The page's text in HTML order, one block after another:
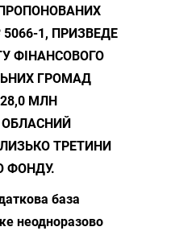
1, ПРИЗВЕДЕ
ФІНАНСОВОГО
ГРОМАД
МЛН
ОБЛАСНИЙ
ТРЕТИНИ
ФОНДУ.
база
неодноразово